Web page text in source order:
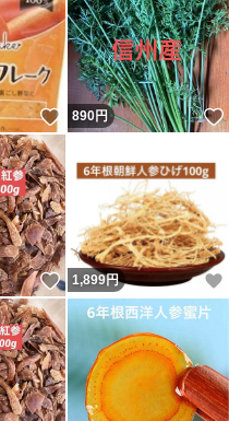
いいね！
890円
いいね！
1,899円